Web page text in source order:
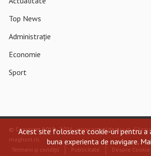
Top News
Administrație
Economie
Sport
© Copyright 2015 - 2026 - www.actualdecluj.ro.
maghost.ro.
Termeni și condiții
Publicitate Despre
Acest site foloseste cookie-uri pentru a
buna experienta de navigare.